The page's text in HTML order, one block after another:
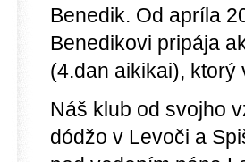
Benedik. Od apríla
Benedikovi pripája
(4.dan aikikai),
Náš klub od svojho
dódžo v Levoči a